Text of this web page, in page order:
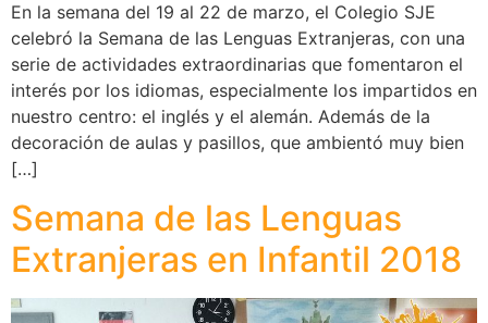
En la semana del 19 al 22 de marzo, el Colegio SJE
celebró la Semana de las Lenguas Extranjeras, con una
serie de actividades extraordinarias que fomentaron el
interés por los idiomas, especialmente los impartidos en
nuestro centro: el inglés y el alemán. Además de la
decoración de aulas y pasillos, que ambientó muy bien
[…]
Semana de las Lenguas
Extranjeras en Infantil 2018